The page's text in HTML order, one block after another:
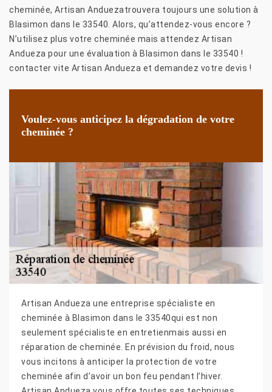
cheminée, Artisan Anduezatrouvera toujours une solution à
Blasimon dans le 33540. Alors, qu’attendez-vous encore ?
N’utilisez plus votre cheminée mais attendez Artisan
Andueza pour une évaluation à Blasimon dans le 33540 !
contacter vite Artisan Andueza et demandez votre devis !
Voulez-vous anticipez la dégradation de votre
cheminée ?
Artisan Andueza une entreprise spécialiste en
cheminée à Blasimon dans le 33540qui est non
seulement spécialiste en entretienmais aussi en
réparation de cheminée. En prévision du froid, nous
vous incitons à anticiper la protection de votre
cheminée afin d’avoir un bon feu pendant l’hiver.